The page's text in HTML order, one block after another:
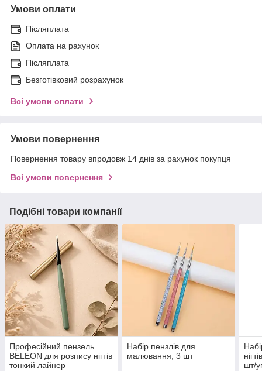
Умови оплати
Післяплата
Оплата на рахунок
Післяплата
Безготівковий розрахунок
Всі умови оплати
Умови повернення
Повернення товару впродовж 14 днів за рахунок покупця
Всі умови повернення
Подібні товари компанії
Професійний пензель
BELEON для розпису нігтів
тонкий лайнер
Набір пензлів для
малювання, 3 шт
шт/